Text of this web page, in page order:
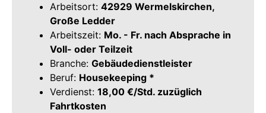
Arbeitsort: 42929 Wermelskirchen,
Große Ledder
Arbeitszeit: Mo. - Fr. nach Absprache in
Voll- oder Teilzeit
Branche: Gebäudedienstleister
Beruf: Housekeeping *
Verdienst: 18,00 €/Std. zuzüglich
Fahrtkosten